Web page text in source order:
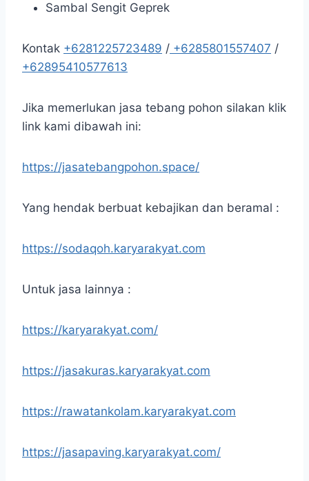
Sambal Sengit Geprek
Kontak +6281225723489 / +6285801557407 /
+62895410577613
Jika memerlukan jasa tebang pohon silakan klik
link kami dibawah ini:
https://jasatebangpohon.space/
Yang hendak berbuat kebajikan dan beramal :
https://sodaqoh.karyarakyat.com
Untuk jasa lainnya :
https://karyarakyat.com/
https://jasakuras.karyarakyat.com
https://rawatankolam.karyarakyat.com
https://jasapaving.karyarakyat.com/